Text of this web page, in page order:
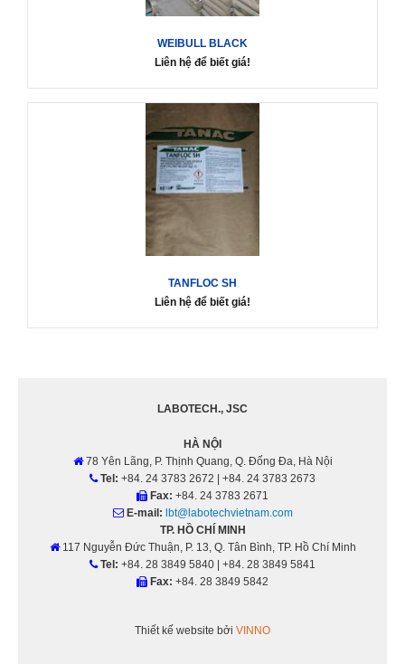
WEIBULL BLACK
Liên hệ để biết giá!
TANFLOC SH
Liên hệ để biết giá!
LABOTECH., JSC
HÀ NỘI
78 Yên Lãng, P. Thịnh Quang, Q. Đống Đa, Hà Nội
Tel: +84. 24 3783 2672 | +84. 24 3783 2673
Fax: +84. 24 3783 2671
E-mail: lbt@labotechvietnam.com
TP. HỒ CHÍ MINH
117 Nguyễn Ðức Thuận, P. 13, Q. Tân Bình, TP. Hồ Chí Minh
Tel: +84. 28 3849 5840 | +84. 28 3849 5841
Fax: +84. 28 3849 5842
Thiết kế website bởi VINNO